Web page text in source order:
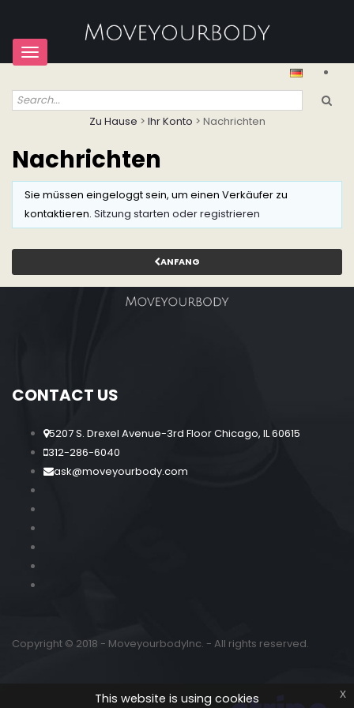
Toggle
Zu Hause > Ihr Konto > Nachrichten
Nachrichten
Sie müssen eingeloggt sein, um einen Verkäufer zu
kontaktieren. Sitzung starten oder registrieren
ANFANG
CONTACT US
5207 S. Drexel Avenue-3rd Floor Chicago, IL 60615
312-286-6040
ask@moveyourbody.com
Copyright © 2018 - MoveyourbodyInc. - All rights reserved.
This website is using cookies x